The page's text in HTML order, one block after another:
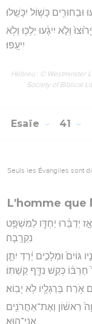
וּבַחוּרִ֖ים כָּשׁ֥וֹל יִכָּשֵֽׁלוּ׃
וְלֹ֣א יִיגָ֔עוּ יֵלְכ֖וּ וְלֹ֥א
יִיעָֽפוּ׃
Hébreu : © Westminster
Society of Biblical
Esaïe 41
Seuls les Évangiles sont
L'homme que
יְדַבֵּ֔רוּ יַחְדָּ֖ו לַמִּשְׁפָּ֥ט
נִקְרָֽבָה׃
גּוֹיִם֙ וּמְלָכִ֣ים יַ֔רְדְּ יִתֵּ֤ן
חַרְבּ֔וֹ כְּקַ֥שׁ נִדָּ֖ף קַשְׁתּֽוֹ׃
אֹ֥רַח בְּרַגְלָ֖יו לֹ֥א יָבֽוֹא׃
רִאשׁ֔וֹן וְאֶת־אַחֲרֹנִ֖ים
אֲנִי־הֽוּא׃